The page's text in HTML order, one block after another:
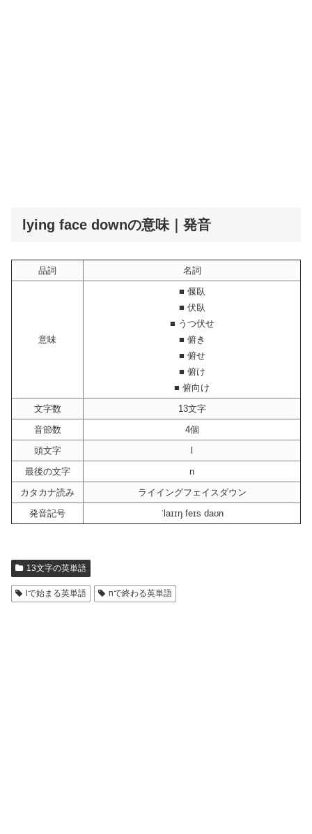
lying face downの意味｜発音
品詞 名詞
意味
■ 偃臥
■ 伏臥
■ うつ伏せ
■ 俯き
■ 俯せ
■ 俯け
■ 俯向け
文字数
13文字
音節数
4個
頭文字
最後の文字
n
カタカナ読み
ライイングフェイスダウン
発音記号
ˈlaɪɪŋ feɪs daʊn
13文字の英単語
lで始まる英単語 nで終わる英単語